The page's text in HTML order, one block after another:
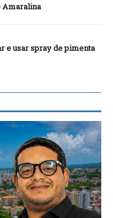
Amaralina
e usar spray de pimenta